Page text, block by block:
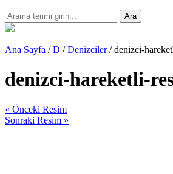
Ara
Ana Sayfa /D /Denizciler/ denizci-
denizci-hareketli-
« Önceki Resim
Sonraki Resim »